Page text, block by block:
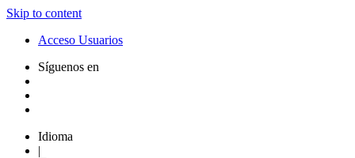
Skip to content
Acceso Usuarios
Síguenos en
Idioma
|